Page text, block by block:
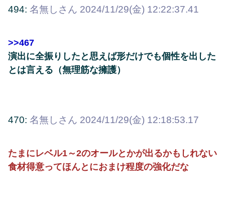
494: 名無しさん 2024/11/29(金) 12:22:37.41
>>467
演出に全振りしたと思えば形だけでも個性を出した
とは言える（無理筋な擁護）
470: 名無しさん 2024/11/29(金) 12:18:53.17
たまにレベル1～2のオールとかが出るかもしれない
食材得意ってほんとにおまけ程度の強化だな